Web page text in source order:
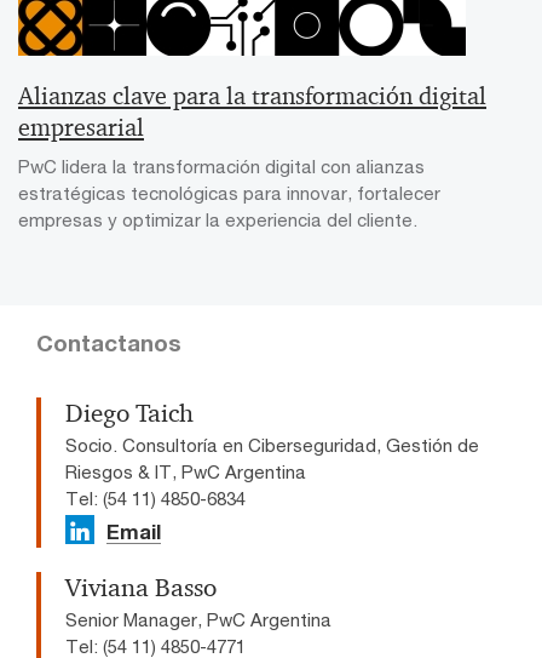
Alianzas clave para la transformación digital
empresarial
PwC lidera la transformación digital con alianzas
estratégicas tecnológicas para innovar, fortalecer
empresas y optimizar la experiencia del cliente.
Contactanos
Diego Taich
Socio. Consultoría en Ciberseguridad, Gestión de
Riesgos & IT, PwC Argentina
Tel: (54 11) 4850-6834
Email
Viviana Basso
Senior Manager, PwC Argentina
Tel: (54 11) 4850-4771